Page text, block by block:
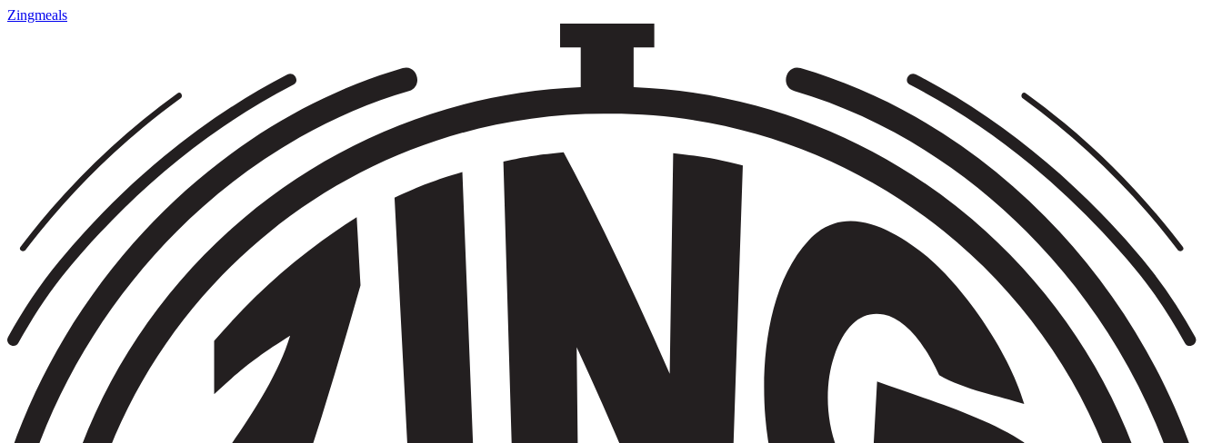
Zingmeals